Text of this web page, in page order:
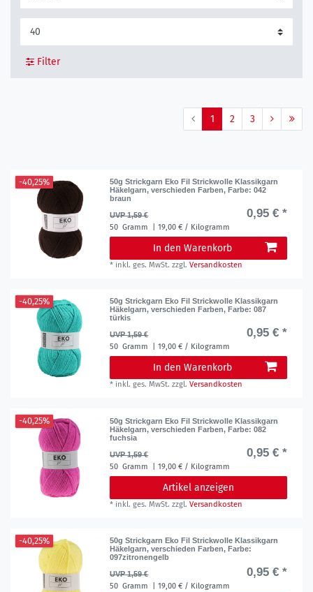
Filter
1 2 3
-40,25%
50g Strickgarn Eko Fil Strickwolle Klassikgarn
Häkelgarn, verschieden Farben, Farbe: 042
braun
UVP 1,59 €
0,95 € *
50 Gramm | 19,00 € / Kilogramm
In den Warenkorb
* inkl. ges. MwSt. zzgl.Versandkosten
-40,25%
50g Strickgarn Eko Fil Strickwolle Klassikgarn
Häkelgarn, verschieden Farben, Farbe: 087
türkis
UVP 1,59 €
0,95 € *
50 Gramm | 19,00 € / Kilogramm
In den Warenkorb
* inkl. ges. MwSt. zzgl.Versandkosten
-40,25%
50g Strickgarn Eko Fil Strickwolle Klassikgarn
Häkelgarn, verschieden Farben, Farbe: 082
fuchsia
UVP 1,59 €
0,95 € *
50 Gramm | 19,00 € / Kilogramm
Artikel anzeigen
* inkl. ges. MwSt. zzgl.Versandkosten
-40,25%
50g Strickgarn Eko Fil Strickwolle Klassikgarn
Häkelgarn, verschieden Farben, Farbe:
097zitronengelb
UVP 1,59 €
0,95 € *
50 Gramm | 19,00 € / Kilogramm